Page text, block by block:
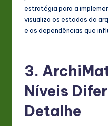
estratégia para a
visualiza os estados da
e as dependências que
3.
Níveis
Detalhe